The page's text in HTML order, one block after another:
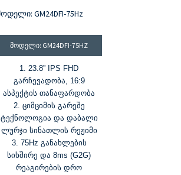
ᲛᲝᲓᲔᲚᲘ: GM24DFI-75HZ
1. 23.8” IPS FHD
გარჩევადობა, 16:9
ასპექტის თანაფარდობა
2. ციმციმის გარეშე
ტექნოლოგია და დაბალი
ლურჯი სინათლის რეჟიმი
3. 75Hz განახლების
სიხშირე და 8ms (G2G)
რეაგირების დრო